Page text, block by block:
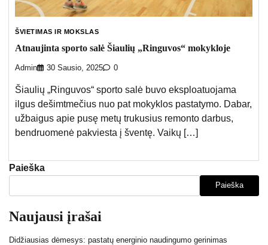
ŠVIETIMAS IR MOKSLAS
Atnaujinta sporto salė Šiaulių „Ringuvos“ mokykloje
Admin 30 Sausio, 2025 0
Šiaulių „Ringuvos“ sporto salė buvo eksploatuojama
ilgus dešimtmečius nuo pat mokyklos pastatymo. Dabar,
užbaigus apie pusę metų trukusius remonto darbus,
bendruomenė pakviesta į šventę. Vaikų […]
Paieška
Paieška
Naujausi įrašai
Didžiausias dėmesys: pastatų energinio naudingumo gerinimas